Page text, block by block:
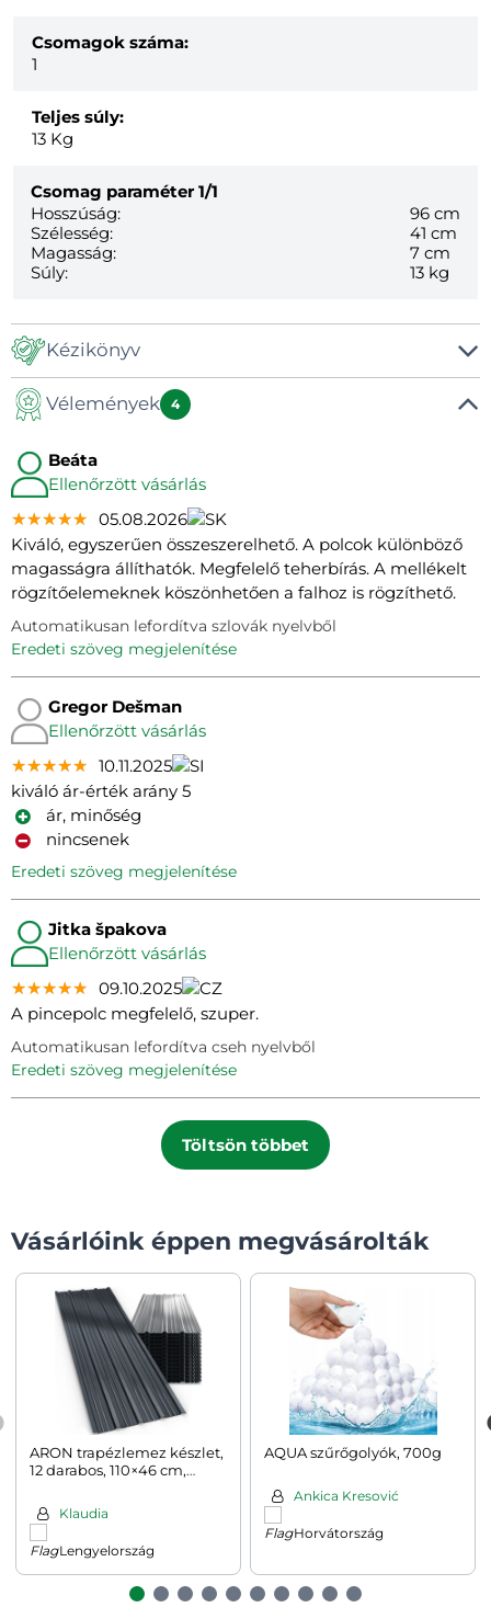
Csomagok száma:
1
Teljes súly:
13 Kg
Csomag paraméter 1/1
Hosszúság:
96 cm
Szélesség:
41 cm
Magasság:
7 cm
Súly:
13 kg
Kézikönyv
Kézikönyv
Vélemények 4
Beáta
Ellenőrzött vásárlás
★★★★★
★★★★★
★★★★★ 05.08.2026
Kiváló, egyszerűen összeszerelhető. A polcok különböző
magasságra állíthatók. Megfelelő teherbírás. A mellékelt
rögzítőelemeknek köszönhetően a falhoz is rögzíthető.
Automatikusan lefordítva szlovák nyelvből
eredeti szöveg megjelenítése
Gregor Dešman
Ellenőrzött vásárlás
★★★★★
★★★★★
★★★★★ 10.11.2025
kiváló ár-érték arány 5
ár, minőség
nincsenek
eredeti szöveg megjelenítése
Jitka špakova
Ellenőrzött vásárlás
★★★★★
★★★★★
★★★★★ 09.10.2025
A pincepolc megfelelő, szuper.
Automatikusan lefordítva cseh nyelvből
eredeti szöveg megjelenítése
Töltsön többet
Vásárlóink éppen megvásárolták
ARON trapézlemez készlet,
12 darabos, 110×46 cm,
Klaudia
Lengyelország
AQUA szűrőgolyók, 700g
Ankica Kresović
Horvátország